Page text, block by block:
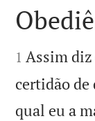


1 Assim diz
certidão de
qual eu a